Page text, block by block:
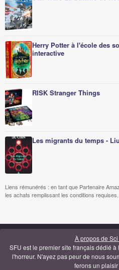
Herry Potter à l'école des
interactive
RISK Stranger Things
Les migrants du temps -
Liens rémunérés : en tant que Partenaire
les achats remplissant les conditions requises.
À propos de
SFU est le premier site français dédié
l'horreur. N'ayez pas peur de nous
ferons un